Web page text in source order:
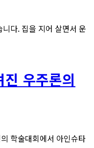
다. 집을 지어 살면서 운
우주론의
학술대회에서 아인슈타